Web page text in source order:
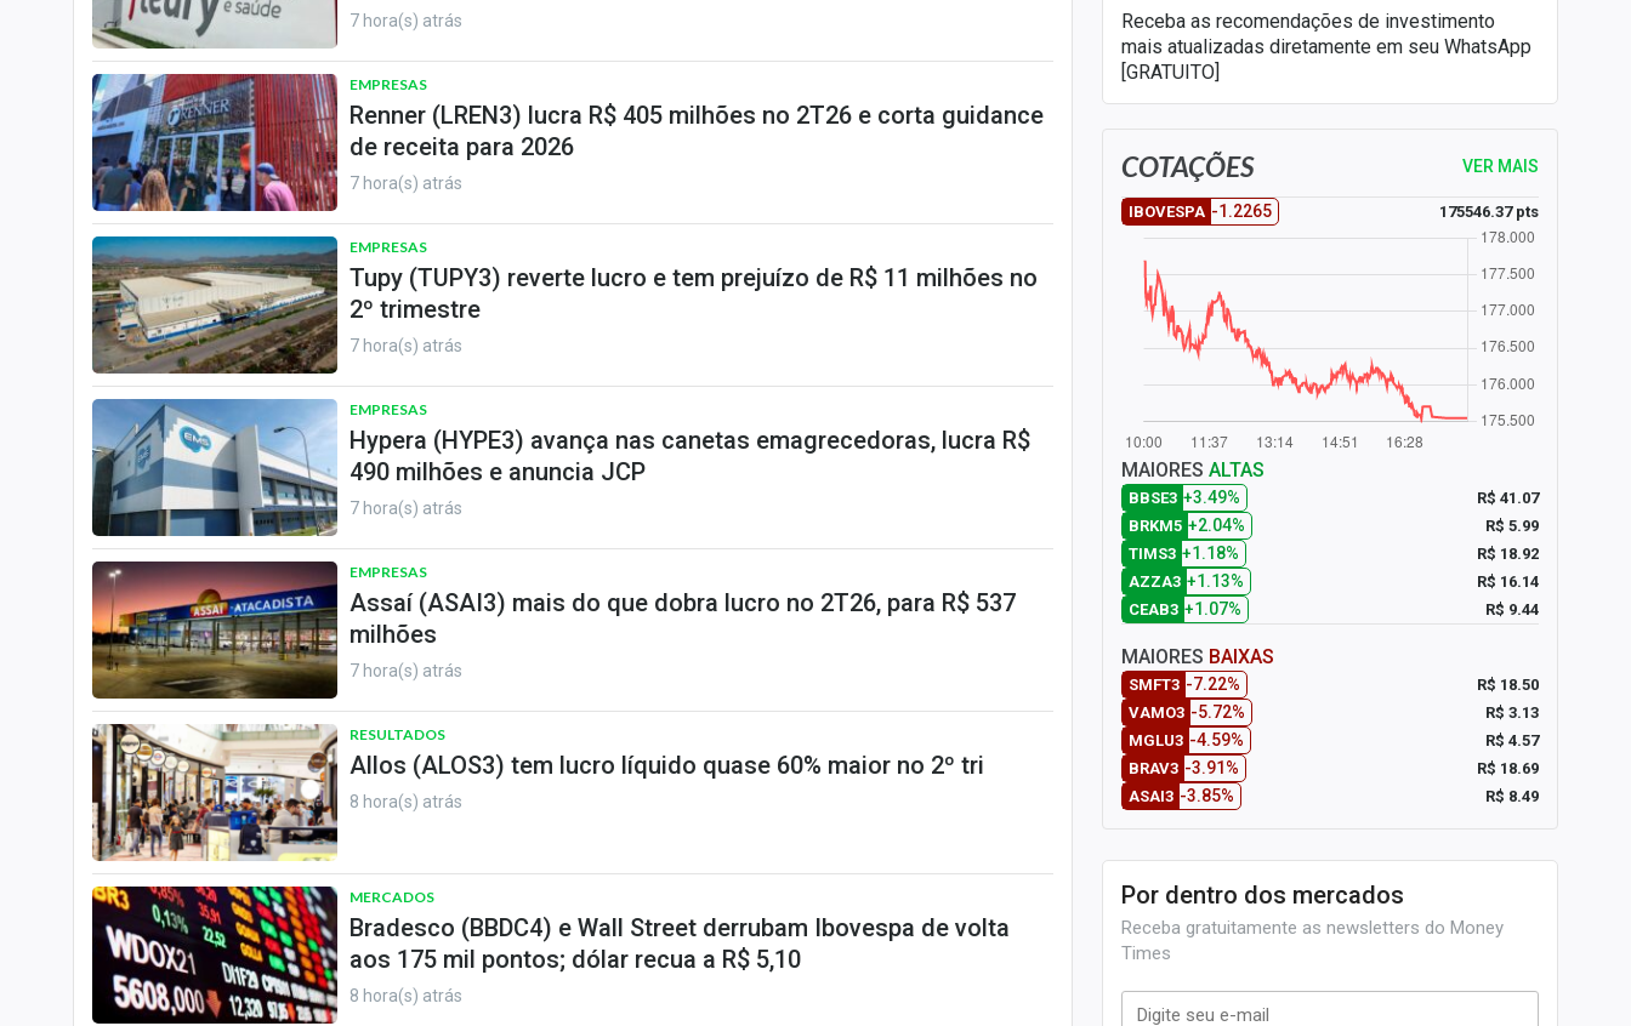
7 hora(s) atrás
EMPRESAS
Renner (LREN3) lucra R$ 405 milhões no 2T26 e corta guidance
de receita para 2026
7 hora(s) atrás
EMPRESAS
Tupy (TUPY3) reverte lucro e tem prejuízo de R$ 11 milhões no
2º trimestre
7 hora(s) atrás
EMPRESAS
Hypera (HYPE3) avança nas canetas emagrecedoras, lucra R$
490 milhões e anuncia JCP
7 hora(s) atrás
EMPRESAS
Assaí (ASAI3) mais do que dobra lucro no 2T26, para R$ 537
milhões
7 hora(s) atrás
RESULTADOS
Allos (ALOS3) tem lucro líquido quase 60% maior no 2º tri
8 hora(s) atrás
MERCADOS
Bradesco (BBDC4) e Wall Street derrubam Ibovespa de volta
aos 175 mil pontos; dólar recua a R$ 5,10
8 hora(s) atrás
Receba as recomendações de investimento
mais atualizadas diretamente em seu WhatsApp
[GRATUITO]
COTAÇÕES VER MAIS
IBOVESPA -1.2265 175546.37 pts
MAIORES ALTAS
BBSE3 +3.49%
R$ 41.07
BRKM5 +2.04%
R$ 5.99
TIMS3 +1.18%
R$ 18.92
AZZA3 +1.13%
R$ 16.14
CEAB3 +1.07% R$ 9.44
MAIORES BAIXAS
SMFT3 -7.22%
R$ 18.50
VAMO3 -5.72%
R$ 3.13
MGLU3 -4.59%
R$ 4.57
BRAV3 -3.91%
R$ 18.69
ASAI3 -3.85% R$ 8.49
Por dentro dos mercados
Receba gratuitamente as newsletters do Money
Times